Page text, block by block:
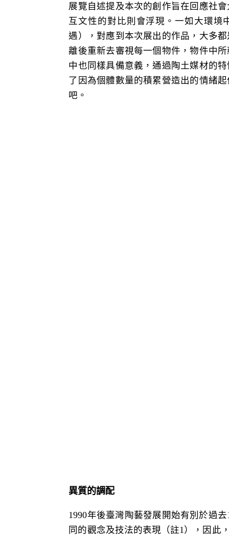
展覽自述提及本次的創作旨在回應社
互文性的對比則會浮現。一如大環境
遇），對應到本次展出的作品，大多
離後重新去審視每一個物件，物件中
中也同樣具備意義，通過陶土媒材的
了因為個體數量的積累營造出的情緒
吧。
異質的調配
1990年後臺灣陶藝發展開始有別於過去
同的觀念及技法的表現（註1 ），因此